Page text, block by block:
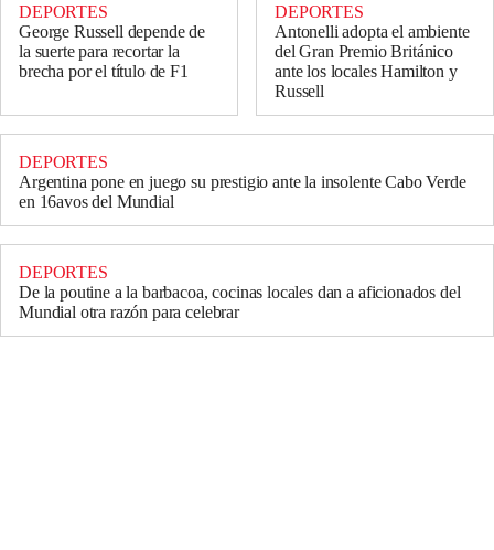
DEPORTES
George Russell depende de
la suerte para recortar la
brecha por el título de F1
DEPORTES
Antonelli adopta el ambiente
del Gran Premio Británico
ante los locales Hamilton y
Russell
DEPORTES
Argentina pone en juego su prestigio ante la insolente Cabo Verde
en 16avos del Mundial
DEPORTES
De la poutine a la barbacoa, cocinas locales dan a aficionados del
Mundial otra razón para celebrar